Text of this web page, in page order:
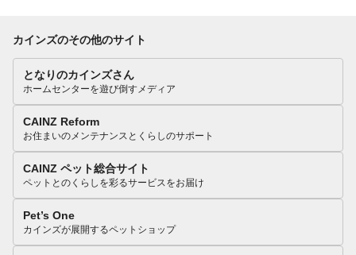
カインズのその他のサイト
となりのカインズさん
ホームセンターを遊び倒すメディア
CAINZ Reform
お住まいのメンテナンスとくらしのサポート
CAINZ ペット総合サイト
ペットとのくらしを彩るサービスをお届け
Pet’s One
カインズが展開するペットショップ